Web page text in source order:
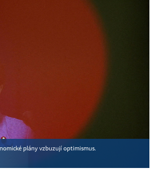
plány vzbuzují optimismus.